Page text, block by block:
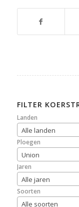
FILTER
Landen
Alle landen
Ploegen
Union
Jaren
Alle jaren
Soorten
Alle soorten